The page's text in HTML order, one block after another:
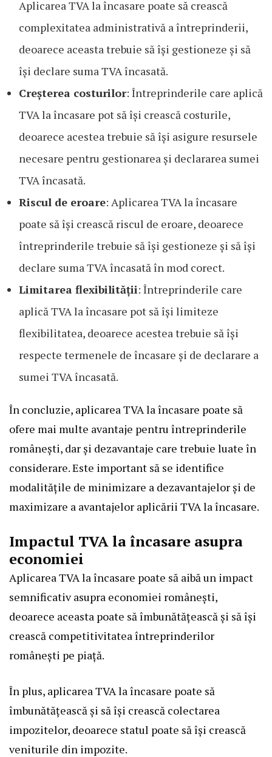
Aplicarea TVA la încasare poate să crească
complexitatea administrativă a întreprinderii,
deoarece aceasta trebuie să își gestioneze și să
își declare suma TVA încasată.
Creșterea costurilor: Întreprinderile care aplică
TVA la încasare pot să își crească costurile,
deoarece acestea trebuie să își asigure resursele
necesare pentru gestionarea și declararea sumei
TVA încasată.
Riscul de eroare: Aplicarea TVA la încasare
poate să își crească riscul de eroare, deoarece
întreprinderile trebuie să își gestioneze și să își
declare suma TVA încasată în mod corect.
Limitarea flexibilității: Întreprinderile care
aplică TVA la încasare pot să își limiteze
flexibilitatea, deoarece acestea trebuie să își
respecte termenele de încasare și de declarare a
sumei TVA încasată.
În concluzie, aplicarea TVA la încasare poate să
ofere mai multe avantaje pentru întreprinderile
românești, dar și dezavantaje care trebuie luate în
considerare. Este important să se identifice
modalitățile de minimizare a dezavantajelor și de
maximizare a avantajelor aplicării TVA la încasare.
Impactul TVA la încasare asupra
economiei
Aplicarea TVA la încasare poate să aibă un impact
semnificativ asupra economiei românești,
deoarece aceasta poate să îmbunătățească și să își
crească competitivitatea întreprinderilor
românești pe piață.
În plus, aplicarea TVA la încasare poate să
îmbunătățească și să își crească colectarea
impozitelor, deoarece statul poate să își crească
veniturile din impozite.